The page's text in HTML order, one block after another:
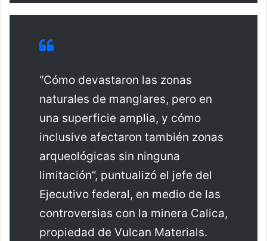
“Cómo devastaron las zonas
naturales de manglares, pero en
una superficie amplia, y cómo
inclusive afectaron también zonas
arqueológicas sin ninguna
limitación”, puntualizó el jefe del
Ejecutivo federal, en medio de las
controversias con la minera Calica,
propiedad de Vulcan Materials.